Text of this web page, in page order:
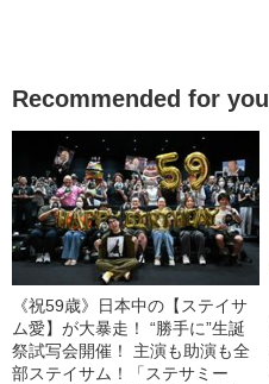
Recommended for you
《祝59歳》日本中の【ステイサ
ム愛】が大暴走！ “勝手に”生誕
祭試写会開催！ 主演も助演も全
部ステイサム！「ステサミー